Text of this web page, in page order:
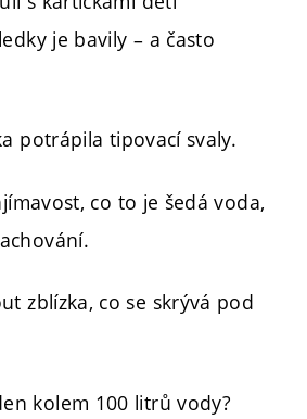
je bavily – a často
potrápila tipovací svaly.
co to je šedá voda,
zblízka, co se skrývá pod
kolem 100 litrů vody?